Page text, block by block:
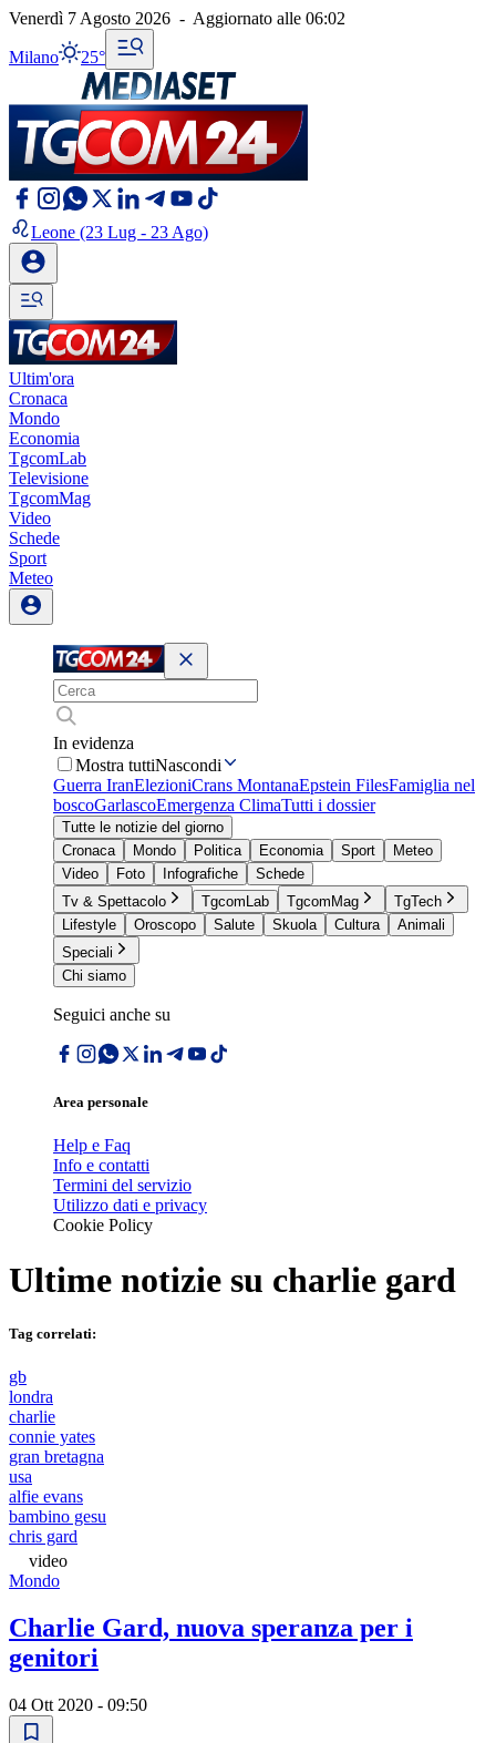
Venerdì 7 Agosto 2026 - Aggiornato alle 06:02
Milano 25°
Leone (23 Lug - 23 Ago)
Ultim'ora
Cronaca
Mondo
Economia
TgcomLab
Televisione
TgcomMag
Video
Schede
Sport
Meteo
In evidenza
Mostra tuttiNascondi
Guerra IranElezioniCrans MontanaEpstein FilesFamiglia nel
boscoGarlascoEmergenza ClimaTutti i dossier
Tutte le notizie del giorno
Cronaca
Mondo Politica Economia Sport
Meteo
Video
Foto Infografiche
Schede
Tv & Spettacolo
TgcomLab TgcomMag
TgTech
Lifestyle
Oroscopo Salute Skuola Cultura
Animali
Speciali
Chi siamo
Seguici anche su
Area personale
Help e Faq
Info e contatti
Termini del servizio
Utilizzo dati e privacy
Cookie Policy
Ultime notizie su charlie gard
Tag correlati:
gb
londra
charlie
connie yates
gran bretagna
usa
alfie evans
bambino gesu
chris gard
video
Mondo
Charlie Gard, nuova speranza per i
genitori
04 Ott 2020 - 09:50